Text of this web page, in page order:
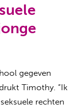
gegeven
Timothy. “Ik
rechten